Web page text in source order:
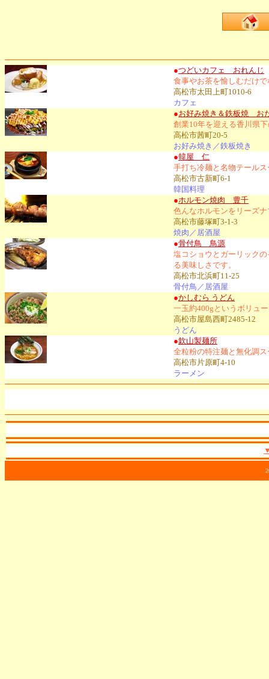
●つどいカフェ おれんじ
食事やお茶を愉しむだけ
高松市太田上町1010-6
カフェ
●お好み焼き＆鉄板焼 お
創業10年を迎える香川県
高松市茜町20-5
お好み焼き／鉄板焼き
●韓屋 仁
手打ち冷麺と名物テール
高松市古新町6-1
韓国料理
●ホルモン焼肉 豊千
色んなホルモンをリーズ
高松市藤塚町3-1-3
焼肉／居酒屋
●骨付鳥 鳥源
塩コショウとガーリック
る美味しさです。
高松市北浜町11-25
骨付鳥／居酒屋
●かしむら うどん
一玉約400gというボリュ
高松市屋島西町2485-12
うどん
●欽山製麺所
全粒粉の特注麺と無化調
高松市片原町4-10
ラーメン